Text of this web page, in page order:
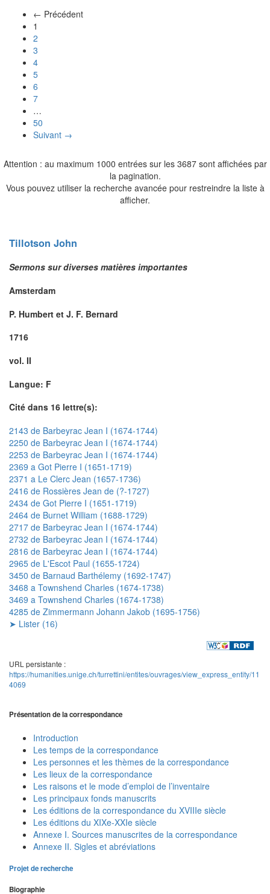
← Précédent
1
2
3
4
5
6
7
…
50
Suivant →
Attention : au maximum 1000 entrées sur les 3687 sont affichées par
la pagination.
Vous pouvez utiliser la recherche avancée pour restreindre la liste à
afficher.
Tillotson John
Sermons sur diverses matières importantes
Amsterdam
P. Humbert et J. F. Bernard
1716
vol. II
Langue: F
Cité dans 16 lettre(s):
2143 de Barbeyrac Jean I (1674-1744)
2250 de Barbeyrac Jean I (1674-1744)
2253 de Barbeyrac Jean I (1674-1744)
2369 a Got Pierre I (1651-1719)
2371 a Le Clerc Jean (1657-1736)
2416 de Rossières Jean de (?-1727)
2434 de Got Pierre I (1651-1719)
2464 de Burnet William (1688-1729)
2717 de Barbeyrac Jean I (1674-1744)
2732 de Barbeyrac Jean I (1674-1744)
2816 de Barbeyrac Jean I (1674-1744)
2965 de L'Escot Paul (1655-1724)
3450 de Barnaud Barthélemy (1692-1747)
3468 a Townshend Charles (1674-1738)
3469 a Townshend Charles (1674-1738)
4285 de Zimmermann Johann Jakob (1695-1756)
➤ Lister (16)
URL persistante :
https://humanities.unige.ch/turrettini/entites/ouvrages/view_express_entity/11
4069
Présentation de la correspondance
Introduction
Les temps de la correspondance
Les personnes et les thèmes de la correspondance
Les lieux de la correspondance
Les raisons et le mode d’emploi de l’inventaire
Les principaux fonds manuscrits
Les éditions de la correspondance du XVIIIe siècle
Les éditions du XIXe-XXIe siècle
Annexe I. Sources manuscrites de la correspondance
Annexe II. Sigles et abréviations
Projet de recherche
Biographie